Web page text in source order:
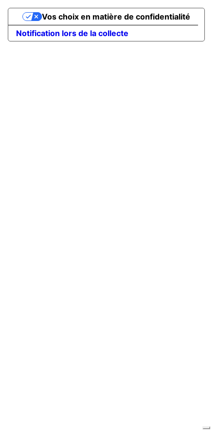
Notification lors de la collecte
Vos choix en matière de confidentialité